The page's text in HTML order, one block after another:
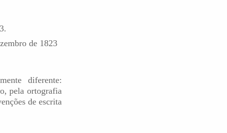
de 1823
diferente:
pela ortografia
de escrita